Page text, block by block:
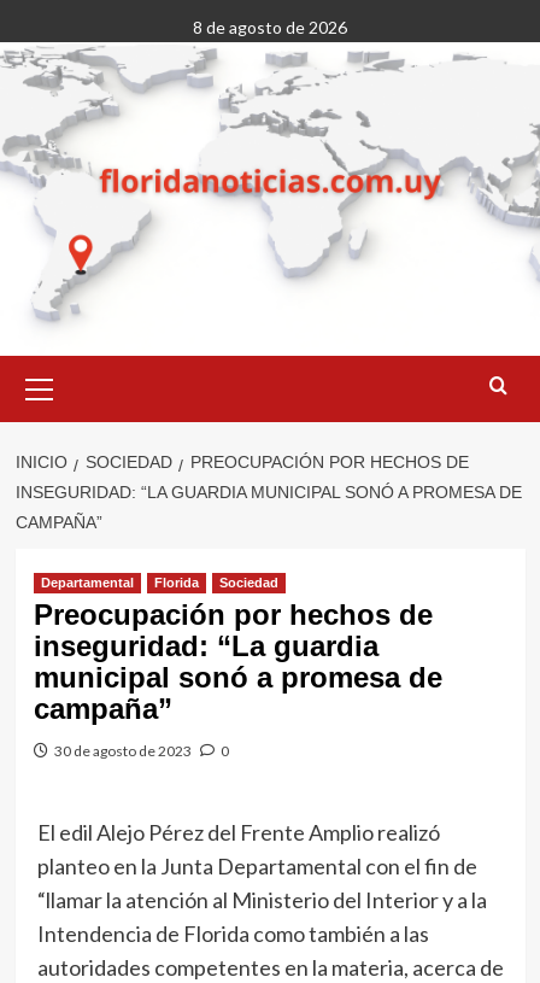
al
contenido
8 de agosto de 2026
primario
INICIO SOCIEDAD
PREOCUPACIÓN POR HECHOS DE
INSEGURIDAD: “LA GUARDIA MUNICIPAL SONÓ A PROMESA DE
CAMPAÑA”
Departamental Florida Sociedad
Preocupación por hechos de
inseguridad: “La guardia
municipal sonó a promesa de
campaña”
30 de agosto de 2023 0
El edil Alejo Pérez del Frente Amplio realizó
planteo en la Junta Departamental con el fin de
“llamar la atención al Ministerio del Interior y a la
Intendencia de Florida como también a las
autoridades competentes en la materia, acerca de